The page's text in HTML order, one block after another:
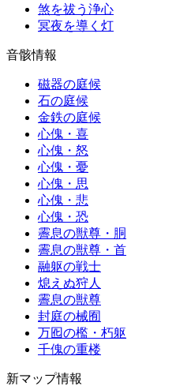
煞を祓う浄心
冥夜を導く灯
音骸情報
磁器の庭候
石の庭候
金鉄の庭候
心傀・喜
心傀・怒
心傀・憂
心傀・思
心傀・悲
心傀・恐
霽息の獣尊・胴
霽息の獣尊・首
融躯の戦士
熄えぬ狩人
霽息の獣尊
封庭の械囿
万囮の檻・朽躯
千傀の重楼
新マップ情報